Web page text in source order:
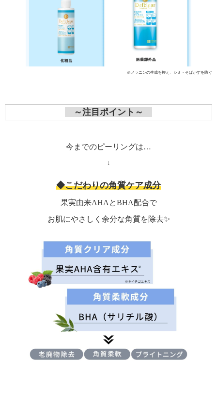
※メラニンの生成を抑え、シミ・そばかすを防ぐ
～注目ポイント～
今までのピーリングは…
↓
◆こだわりの角質ケア成分
果実由来AHAとBHA配合で
お肌にやさしく余分な角質を除去✨